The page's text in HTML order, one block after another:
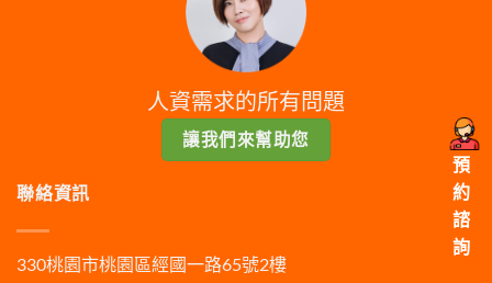
人資需求的所有問題
讓我們來幫助您
聯絡資訊
330桃園市桃園區經國一路65號2樓
預
約
諮
詢